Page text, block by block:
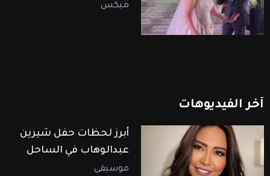
ميكس
آخر الفيديوهات
أبرز لحظات حفل شيرين
عبدالوهاب في الساحل
موسيقى